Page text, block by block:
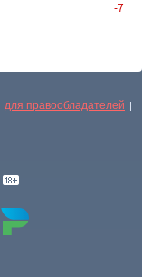
-7
для правообладателей |